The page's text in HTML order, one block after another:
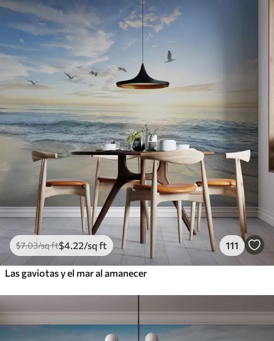
$7.03/sq ft$4 .22/sq ft 111
Las gaviotas y el mar al amanecer